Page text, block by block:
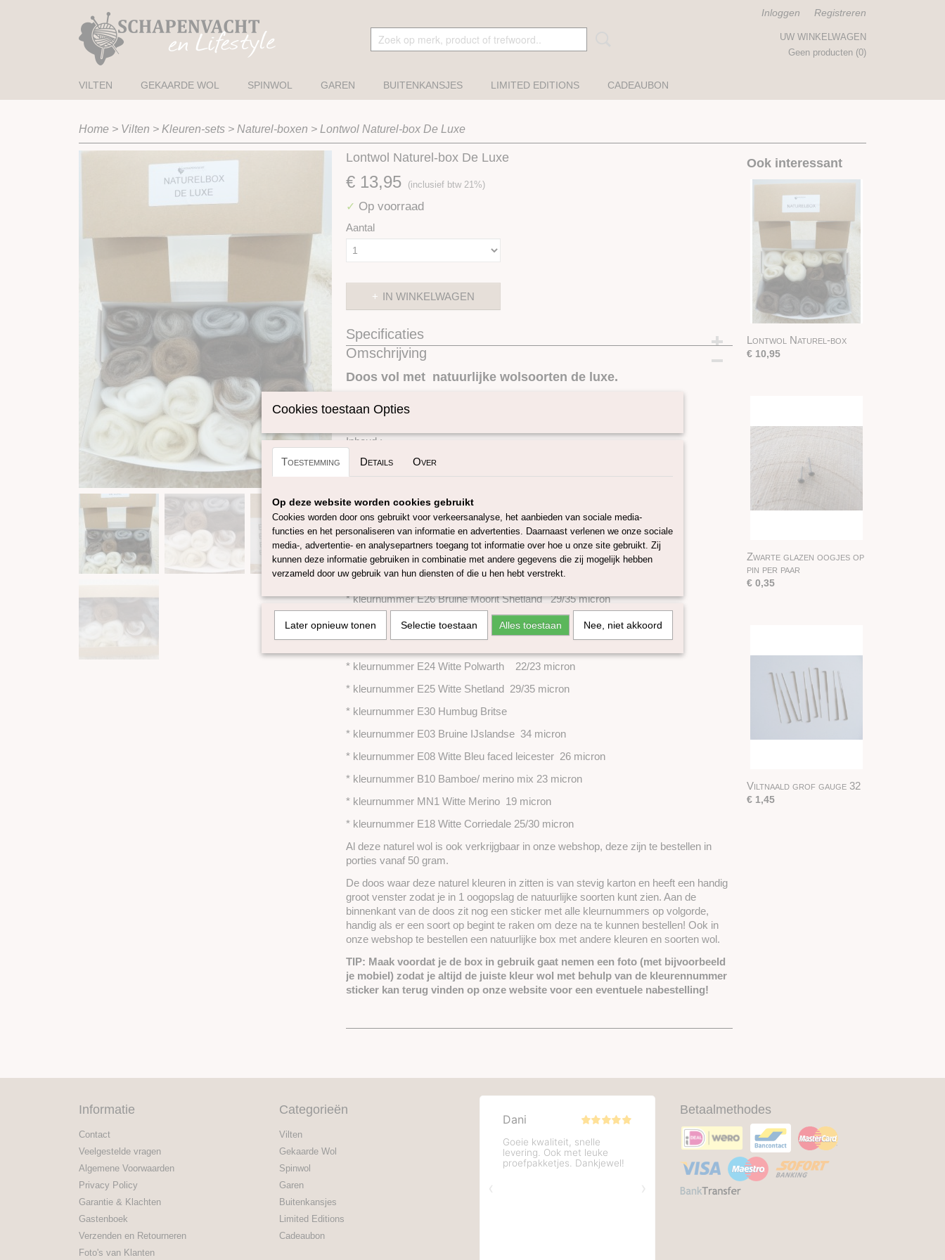
Inloggen Registreren
UW WINKELWAGEN
Geen producten (0)
VILTEN GEKAARDE WOL SPINWOL GAREN BUITENKANSJES LIMITED EDITIONS CADEAUBON
Home > Vilten > Kleuren-sets > Naturel-boxen > Lontwol Naturel-box De Luxe
Lontwol Naturel-box De Luxe
€ 13,95 (inclusief btw 21%)
✓ Op voorraad
Aantal
IN WINKELWAGEN
Specificaties
Productcode
Omschrijving
Doos vol met natuurlijke wolsoorten de luxe.
Met deze doos maak je de mooiste natuurlijke creaties.
Inhoud :
16x10 gram lontwol bestaande uit:
* kleurnummer E27 Grijze Shetland 29/31 micron
* kleurnummer E29 Humbug IJslands 34/36 micron
* kleurnummer E11 Grijze Corriedale 25/30 micron
* kleurnummer E09 Bruine Bleu faced leicester 26 micron
* kleurnummer E26 Bruine Moorit Shetland 29/35 micron
* kleurnummer E28 Donker-Bruine Shetland 29/35 micron
* kleurnummer E22 Bruine Corriedale 25/30 micron
* kleurnummer E24 Witte Polwarth 22/23 micron
* kleurnummer E25 Witte Shetland 29/35 micron
* kleurnummer E30 Humbug Britse
* kleurnummer E03 Bruine IJslandse 34 micron
* kleurnummer E08 Witte Bleu faced leicester 26 micron
* kleurnummer B10 Bamboe/ merino mix 23 micron
* kleurnummer MN1 Witte Merino 19 micron
* kleurnummer E18 Witte Corriedale 25/30 micron
Al deze naturel wol is ook verkrijgbaar in onze webshop, deze zijn te bestellen in
porties vanaf 50 gram.
De doos waar deze naturel kleuren in zitten is van stevig karton en heeft een handig
groot venster zodat je in 1 oogopslag de natuurlijke soorten kunt zien. Aan de
binnenkant van de doos zit nog een sticker met alle kleurnummers op volgorde,
handig als er een soort op begint te raken om deze na te kunnen bestellen! Ook in
onze webshop te bestellen een natuurlijke box met andere kleuren en soorten wol.
TIP: Maak voordat je de box in gebruik gaat nemen een foto (met bijvoorbeeld
je mobiel) zodat je altijd de juiste kleur wol met behulp van de kleurennummer
sticker kan terug vinden op onze website voor een eventuele nabestelling!
Ook interessant
Lontwol Naturel-box
€ 10,95
Zwarte glazen oogjes op
pin per paar
€ 0,35
Viltnaald grof gauge 32
€ 1,45
Informatie
Contact
Veelgestelde vragen
Algemene Voorwaarden
Privacy Policy
Garantie & Klachten
Gastenboek
Verzenden en Retourneren
Foto's van Klanten
Categorieën
Vilten
Gekaarde Wol
Spinwol
Garen
Buitenkansjes
Limited Editions
Cadeaubon
Betaalmethodes
Cookies toestaan Opties
Toestemming Details Over
Op deze website worden cookies gebruikt
Cookies worden door ons gebruikt voor verkeersanalyse, het aanbieden van sociale media-
functies en het personaliseren van informatie en advertenties. Daarnaast verlenen we onze sociale
media-, advertentie- en analysepartners toegang tot informatie over hoe u onze site gebruikt. Zij
kunnen deze informatie gebruiken in combinatie met andere gegevens die zij mogelijk hebben
verzameld door uw gebruik van hun diensten of die u hen hebt verstrekt.
Later opnieuw tonen Selectie toestaan Alles toestaan Nee, niet akkoord